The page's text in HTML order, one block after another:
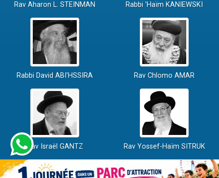
Rav Aharon L. STEINMAN Rabbi 'Haïm KANIEWSKI
Rabbi David ABI'HSSIRA Rav Chlomo AMAR
Rav Israël GANTZ Rav Yossef-Haïm SITRUK